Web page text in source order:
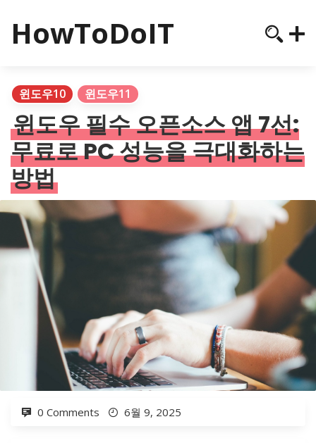
HowToDoIT
윈도우10 윈도우11
윈도우 필수 오픈소스 앱 7선:
무료로 PC 성능을 극대화하는
방법
0 Comments 6월 9, 2025